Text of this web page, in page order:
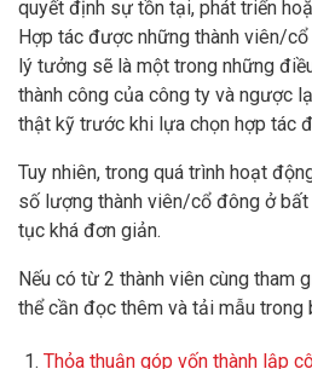
quyết định sự tồn tại, phát triển
Hợp tác được những thành viên/
lý tưởng sẽ là một trong những
thành công của công ty và ngược
thật kỹ trước khi lựa chọn hợp tác
Tuy nhiên, trong quá trình hoạt
số lượng thành viên/cổ đông ở
tục khá đơn giản.
Nếu có từ 2 thành viên cùng tham
thể cần đọc thêm và tải mẫu trong
Thỏa thuận góp vốn thành lập